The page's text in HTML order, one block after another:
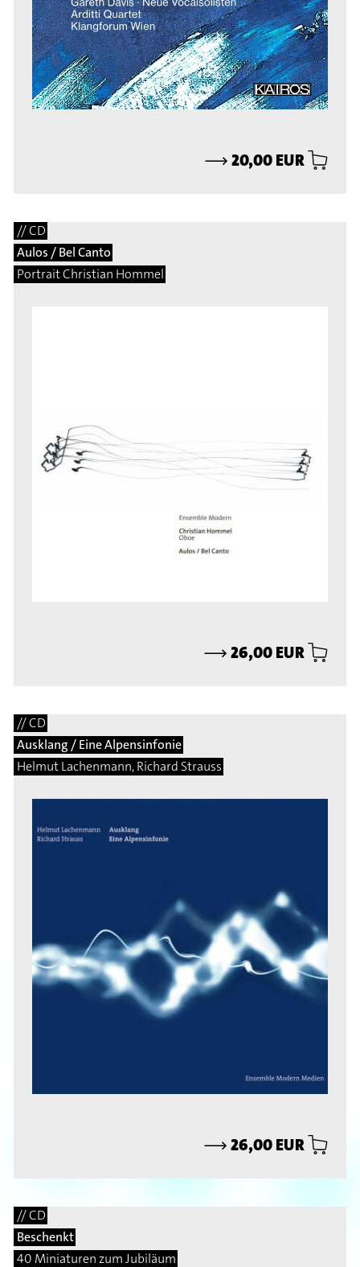
⟶20,00 EUR
// CD
Aulos / Bel Canto
Portrait Christian Hommel
⟶26,00 EUR
// CD
Ausklang / Eine Alpensinfonie
Helmut Lachenmann, Richard Strauss
⟶26,00 EUR
// CD
Beschenkt
40 Miniaturen zum Jubiläum